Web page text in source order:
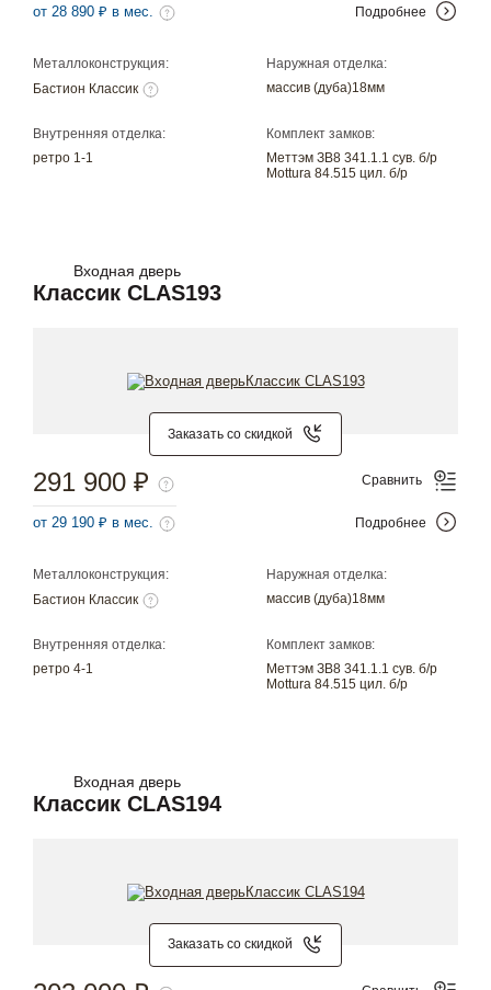
Металлоконструкция:
Бастион Классик
Наружная отделка:
массив (дуба)18мм
Внутренняя отделка:
ретро 1-1
Комплект замков:
Меттэм ЗВ8 341.1.1 сув. б/р
Mottura 84.515 цил. б/р
от 28 890 ₽ в мес. Подробнее
Входная дверь
Классик CLAS193
Заказать со скидкой
Металлоконструкция:
Бастион Классик
Наружная отделка:
массив (дуба)18мм
Внутренняя отделка:
ретро 4-1
Комплект замков:
Меттэм ЗВ8 341.1.1 сув. б/р
Mottura 84.515 цил. б/р
291 900 ₽
от 29 190 ₽ в мес.
Сравнить
Подробнее
Входная дверь
Классик CLAS194
Заказать со скидкой